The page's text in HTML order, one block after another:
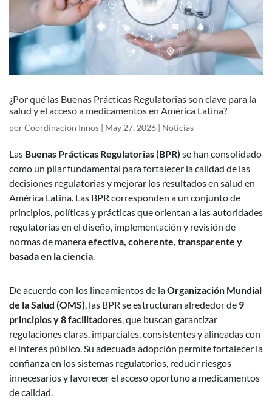
¿Por qué las Buenas Prácticas Regulatorias son clave para la
salud y el acceso a medicamentos en América Latina?
porCoordinacion Innos | May 27, 2026 | Noticias
Las Buenas Prácticas Regulatorias (BPR) se han consolidado
como un pilar fundamental para fortalecer la calidad de las
decisiones regulatorias y mejorar los resultados en salud en
América Latina. Las BPR corresponden a un conjunto de
principios, políticas y prácticas que orientan a las autoridades
regulatorias en el diseño, implementación y revisión de
normas de maneraefectiva, coherente, transparente y
basada en la ciencia
De acuerdo con los lineamientos de laOrganización Mundial
de la Salud (OMS) , las BPR se estructuran alrededor de 9
principios y 8 facilitadores , que buscan garantizar
regulaciones claras, imparciales, consistentes y alineadas con
el interés público. Su adecuada adopción permite fortalecer la
confianza en los sistemas regulatorios, reducir riesgos
innecesarios y favorecer el acceso oportuno a medicamentos
de calidad.